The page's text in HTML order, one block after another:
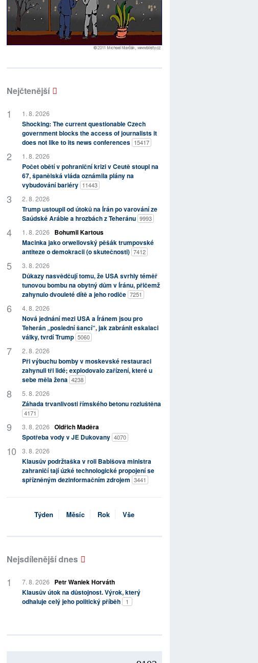
Nejčtenější
1. 8. 2026
Shocking: The current questionable Czech
government blocks the access of journalists it
does not like to its news conferences 15417
1. 8. 2026
Počet obětí v pohraniční krizi v Ceutě stoupl na
67, španělská vláda oznámila plány na
vybudování bariéry 11443
2. 8. 2026
Trump ustoupil od útoků na Írán po varování ze
Saúdské Arábie a hrozbách z Teheránu 9993
1. 8. 2026
Bohumil Kartous
Macinka jako orwellovský pěšák trumpovské
antiteze o demokracii (o skutečnosti) 7412
3. 8. 2026
Důkazy nasvědčují tomu, že USA svrhly téměř
tunovou bombu na obytný dům v Íránu, přičemž
zahynulo dvouleté dítě a jeho rodiče 7251
4. 8. 2026
Nová jednání mezi USA a Íránem jsou pro
Teherán „poslední šancí“, jak zabránit eskalaci
války, tvrdí Trump 5060
2. 8. 2026
Při výbuchu bomby v moskevské restauraci
zahynuli tři lidé; explodovalo zařízení, které u
sebe měla žena 4238
5. 8. 2026
Záhada trvanlivosti římského betonu rozluštěna
4171
3. 8. 2026 Oldřich Maděra
Spotřeba vody v JE Dukovany 4070
3. 8. 2026
Klausův podržtaška v roli Babišova ministra
zahraničí tají úzké technologické propojení se
spřízněným dezinformačním zdrojem 3441
Týden Měsíc Rok Vše
Nejsdílenější dnes
7. 8. 2026
Petr Waniek Horváth
Klausův útok na důstojnost. Výrok, který
odhaluje celý jeho politický příběh
1